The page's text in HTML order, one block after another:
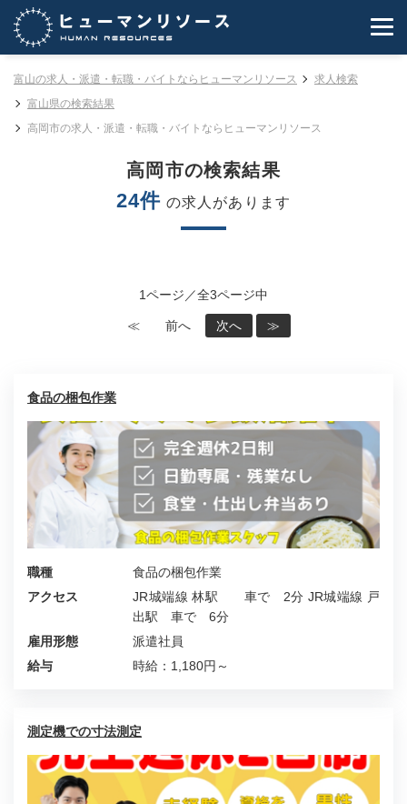
富山の求人・派遣・転職・バイトならヒューマンリソース
求人検索
富山県の検索結果
高岡市の求人・派遣・転職・バイトならヒューマンリソース
高岡市の検索結果
24件 の求人があります
1ページ／全3ページ中
≪ 前へ 次へ ≫
食品の梱包作業
職種
食品の梱包作業
アクセス
JR城端線 林駅 車で 2分 JR城端線 戸
出駅 車で 6分
雇用形態
派遣社員
給与
時給：1,180円～
測定機での寸法測定